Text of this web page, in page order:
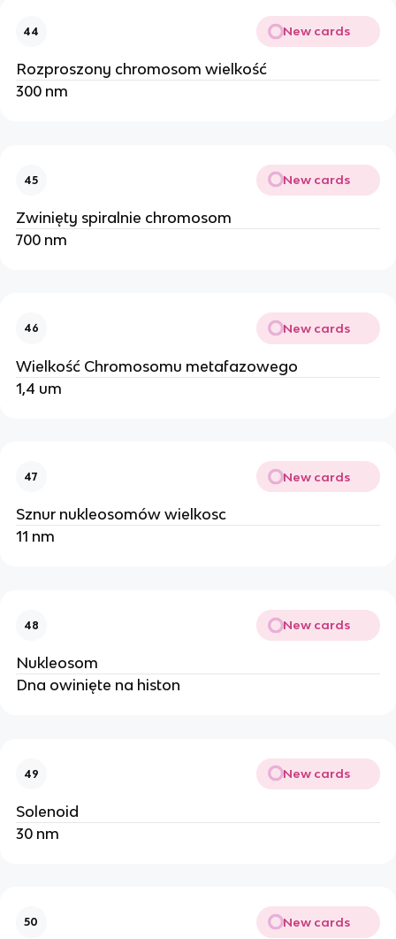
44 New cards
Rozproszony chromosom wielkość
300 nm
45 New cards
Zwinięty spiralnie chromosom
700 nm
46 New cards
Wielkość Chromosomu metafazowego
1,4 um
47 New cards
Sznur nukleosomów wielkosc
11 nm
48 New cards
Nukleosom
Dna owinięte na histon
49 New cards
Solenoid
30 nm
50 New cards